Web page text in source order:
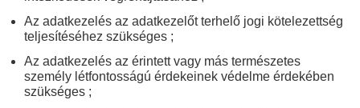
Az adatkezelés az adatkezelőt terhelő jogi kötelezettség
teljesítéséhez szükséges ;
Az adatkezelés az érintett vagy más természetes
személy létfontosságú érdekeinek védelme érdekében
szükséges ;